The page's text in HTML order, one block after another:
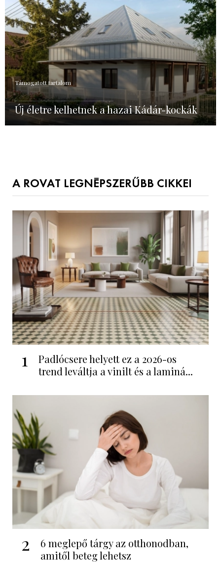
Támogatott tartalom
Új életre kelhetnek a hazai Kádár-kockák
A ROVAT LEGNÉPSZERŰBB CIKKEI
1
Padlócsere helyett ez a 2026-os
trend leváltja a vinilt és a laminá...
2
6 meglepő tárgy az otthonodban,
amitől beteg lehetsz